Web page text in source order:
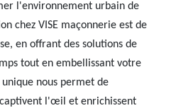
l'environnement urbain de
chez VISE maçonnerie est de
en offrant des solutions de
tout en embellissant votre
nous permet de
l'œil et enrichissent